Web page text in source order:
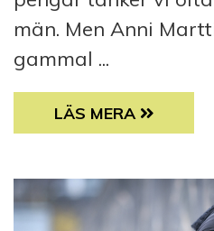
män. Men Anni
gammal ...
LÄTTLÄST:
LÄS MERA